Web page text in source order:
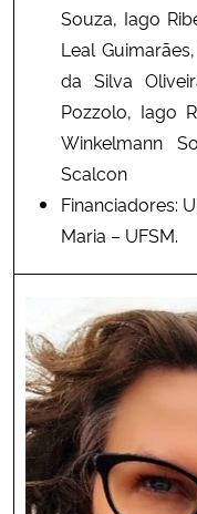
Souza, Iago
Leal
da Silva
Pozzolo, Iago
Winkelmann
Scalcon
Financiadores:
Maria – UFSM.